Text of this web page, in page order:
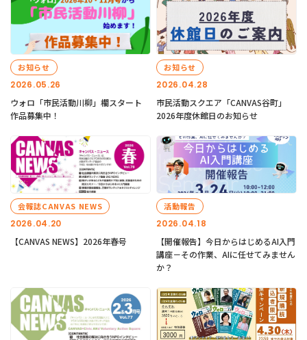
2026.05.26
お知らせ
ウォロ「市民活動川柳」欄スタート
作品募集中！
2026.04.28
お知らせ
市民活動スクエア「CANVAS谷町」
2026年度休館日のお知らせ
2026.04.20
会報誌CANVAS NEWS
【CANVAS NEWS】2026年春号
2026.04.18
活動報告
【開催報告】今日からはじめるAI入門
講座－その作業、AIに任せてみません
か？